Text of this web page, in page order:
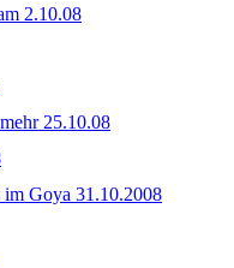
2.10.08
25.10.08
Goya 31.10.2008